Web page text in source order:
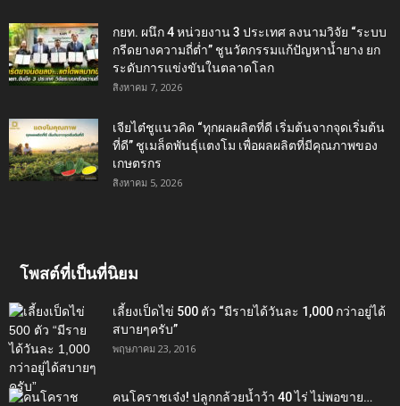
กยท. ผนึก 4 หน่วยงาน 3 ประเทศ ลงนามวิจัย “ระบบ
กรีดยางความถี่ต่ำ” ชูนวัตกรรมแก้ปัญหาน้ำยาง ยก
ระดับการแข่งขันในตลาดโลก
สิงหาคม 7, 2026
เจียไต๋ชูแนวคิด “ทุกผลผลิตที่ดี เริ่มต้นจากจุดเริ่มต้น
ที่ดี” ชูเมล็ดพันธุ์แตงโม เพื่อผลผลิตที่มีคุณภาพของ
เกษตรกร
สิงหาคม 5, 2026
โพสต์ที่เป็นที่นิยม
เลี้ยงเป็ดไข่ 500 ตัว “มีรายได้วันละ 1,000 กว่าอยู่ได้
สบายๆครับ”
พฤษภาคม 23, 2016
คนโคราชเจ๋ง! ปลูกกล้วยน้ำว้า 40 ไร่ ไม่พอขาย…